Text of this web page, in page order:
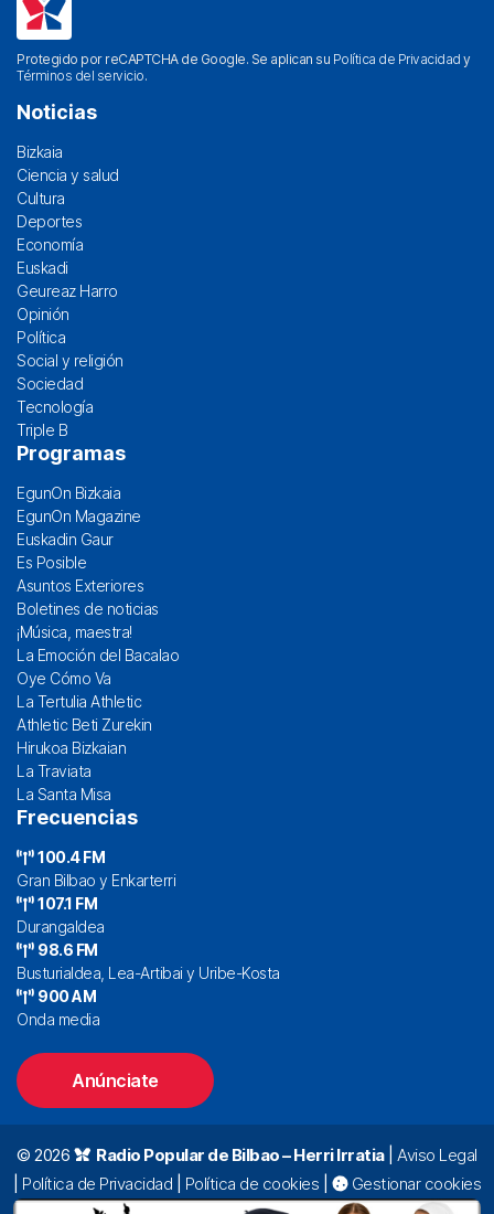
Protegido por reCAPTCHA de Google. Se aplican su Política de Privacidad y
Términos del servicio.
Noticias
Bizkaia
Ciencia y salud
Cultura
Deportes
Economía
Euskadi
Geureaz Harro
Opinión
Política
Social y religión
Sociedad
Tecnología
Triple B
Programas
EgunOn Bizkaia
EgunOn Magazine
Euskadin Gaur
Es Posible
Asuntos Exteriores
Boletines de noticias
¡Música, maestra!
La Emoción del Bacalao
Oye Cómo Va
La Tertulia Athletic
Athletic Beti Zurekin
Hirukoa Bizkaian
La Traviata
La Santa Misa
Frecuencias
100.4 FM
Gran Bilbao y Enkarterri
107.1 FM
Durangaldea
98.6 FM
Busturialdea, Lea-Artibai y Uribe-Kosta
900 AM
Onda media
Anúnciate
© 2026 Radio Popular de Bilbao – Herri Irratia| Aviso Legal
Política de Privacidad Política de cookies
Gestionar cookies